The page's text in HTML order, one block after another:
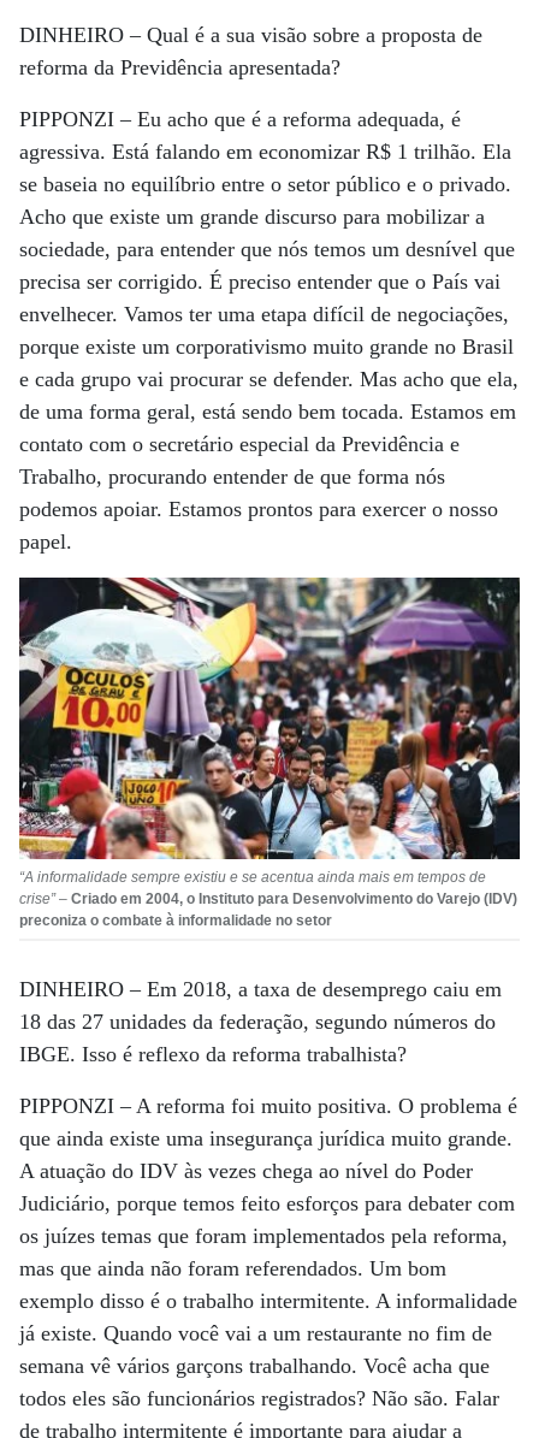
DINHEIRO –Qual é a sua visão sobre a proposta de
reforma da Previdência apresentada?
PIPPONZI –Eu acho que é a reforma adequada, é
agressiva. Está falando em economizar R$ 1 trilhão. Ela
se baseia no equilíbrio entre o setor público e o privado.
Acho que existe um grande discurso para mobilizar a
sociedade, para entender que nós temos um desnível que
precisa ser corrigido. É preciso entender que o País vai
envelhecer. Vamos ter uma etapa difícil de negociações,
porque existe um corporativismo muito grande no Brasil
e cada grupo vai procurar se defender. Mas acho que ela,
de uma forma geral, está sendo bem tocada. Estamos em
contato com o secretário especial da Previdência e
Trabalho, procurando entender de que forma nós
podemos apoiar. Estamos prontos para exercer o nosso
papel.
“A informalidade sempre existiu e se acentua ainda mais em tempos de
crise”– Criado em 2004, o Instituto para Desenvolvimento do Varejo (IDV)
preconiza o combate à informalidade no setor
DINHEIRO –Em 2018, a taxa de desemprego caiu em
18 das 27 unidades da federação, segundo números do
IBGE. Isso é reflexo da reforma trabalhista?
PIPPONZI –A reforma foi muito positiva. O problema é
que ainda existe uma insegurança jurídica muito grande.
A atuação do IDV às vezes chega ao nível do Poder
Judiciário, porque temos feito esforços para debater com
os juízes temas que foram implementados pela reforma,
mas que ainda não foram referendados. Um bom
exemplo disso é o trabalho intermitente. A informalidade
já existe. Quando você vai a um restaurante no fim de
semana vê vários garçons trabalhando. Você acha que
todos eles são funcionários registrados? Não são. Falar
de trabalho intermitente é importante para ajudar a